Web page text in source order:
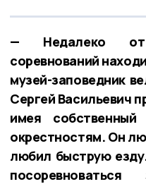
— Недалеко от
соревнований
музей-заповедник
Сергей Васильевич
имея
окрестностям. Он
любил быструю